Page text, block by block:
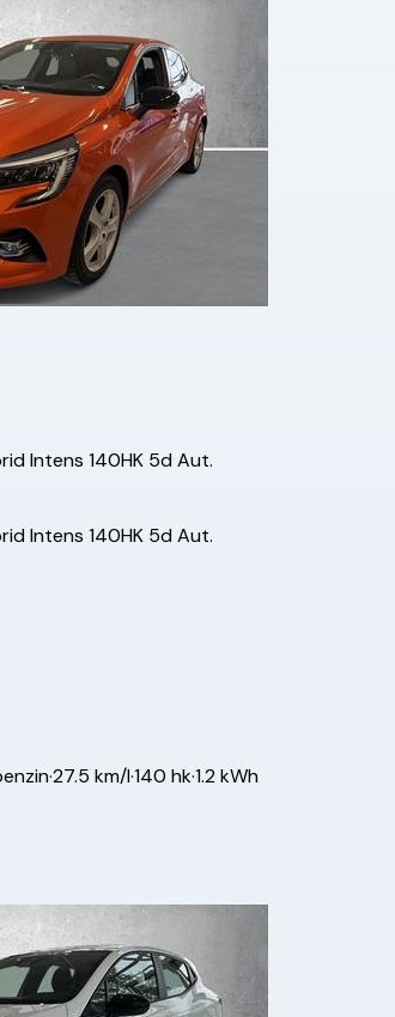
Intens 140HK 5d Aut.
Intens 140HK 5d Aut.
·27.5 km/l·140 hk·1.2 kWh